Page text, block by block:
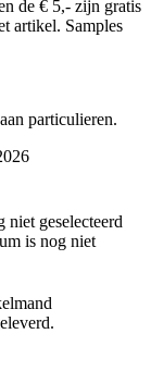
de € 5,- zijn gratis
artikel. Samples
particulieren.
niet geselecteerd
is nog niet